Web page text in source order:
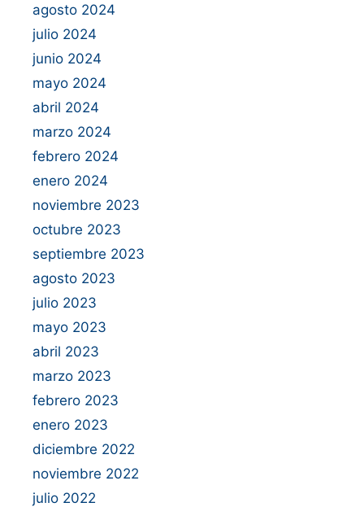
agosto 2024
julio 2024
junio 2024
mayo 2024
abril 2024
marzo 2024
febrero 2024
enero 2024
noviembre 2023
octubre 2023
septiembre 2023
agosto 2023
julio 2023
mayo 2023
abril 2023
marzo 2023
febrero 2023
enero 2023
diciembre 2022
noviembre 2022
julio 2022